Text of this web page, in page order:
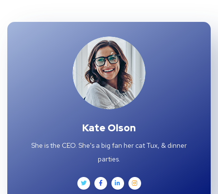
Kate Olson
She is the CEO. She's a big fan her cat Tux, & dinner
parties.